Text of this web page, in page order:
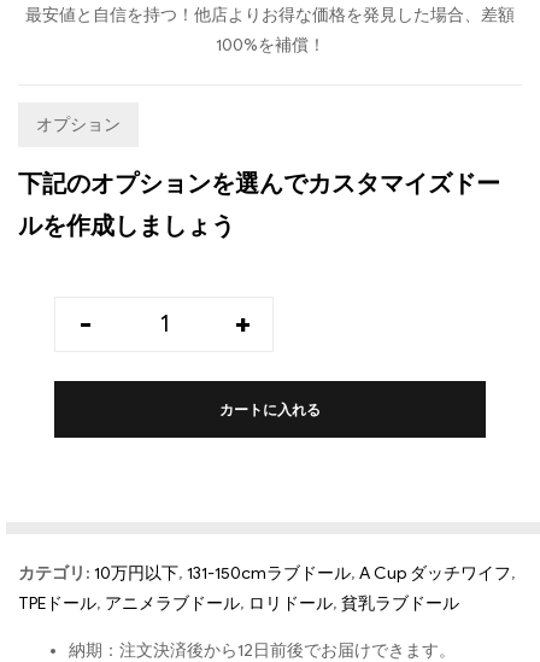
最安値と自信を持つ！他店よりお得な価格を発見した場合、差額
100%を補償！
オプション
下記のオプションを選んでカスタマイズドー
ルを作成しましょう
- +
カートに入れる
カテゴリ: 10万円以下, 131-150cmラブドール, A Cup ダッチワイフ,
TPEドール, アニメラブドール, ロリドール, 貧乳ラブドール
納期：注文決済後から12日前後でお届けできます。